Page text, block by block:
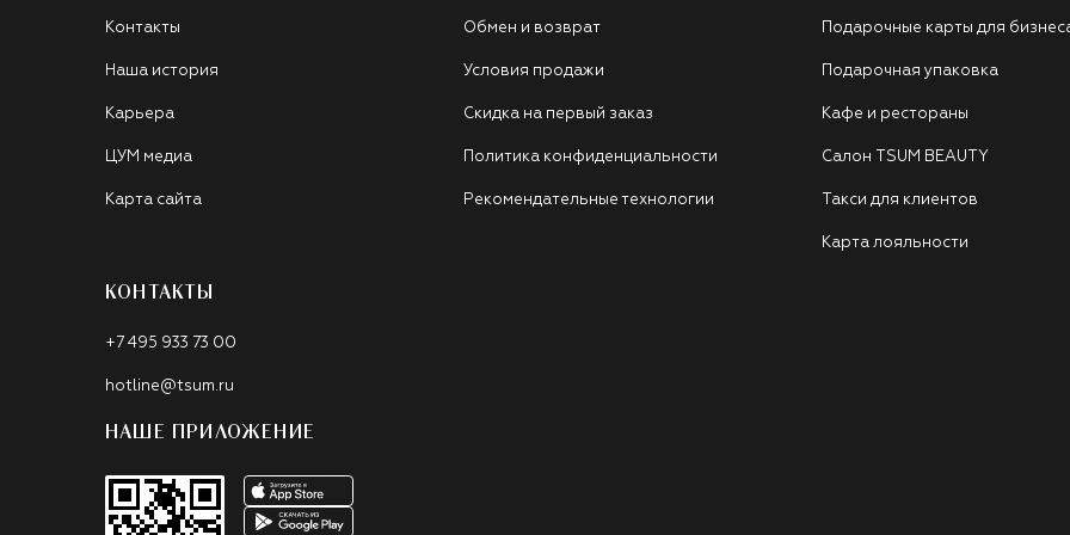
Контакты
Наша история
Карьера
ЦУМ медиа
Карта сайта
Обмен и возврат
Условия продажи
Скидка на первый заказ
Политика конфиденциальности
Рекомендательные технологии
Подарочные карты для
Подарочная упаковка
Кафе и рестораны
Салон TSUM BEAUTY
Такси для клиентов
Карта лояльности
КОНТАКТЫ
+7 495 933 73 00
hotline@tsum.ru
НАШЕ ПРИЛОЖЕНИЕ